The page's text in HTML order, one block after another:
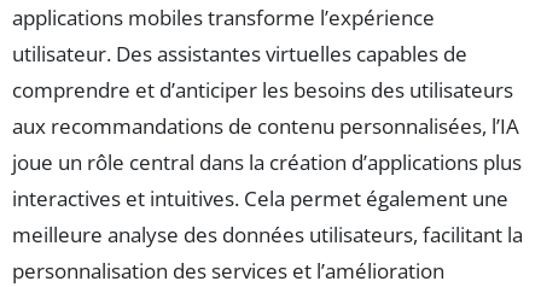
applications mobiles transforme l’expérience
utilisateur. Des assistantes virtuelles capables de
comprendre et d’anticiper les besoins des utilisateurs
aux recommandations de contenu personnalisées, l’IA
joue un rôle central dans la création d’applications plus
interactives et intuitives. Cela permet également une
meilleure analyse des données utilisateurs, facilitant la
personnalisation des services et l’amélioration